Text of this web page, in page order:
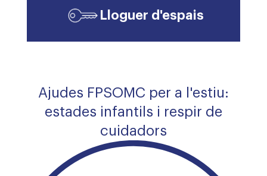
Lloguer d'espais
Ajudes FPSOMC per a l'estiu:
estades infantils i respir de
cuidadors